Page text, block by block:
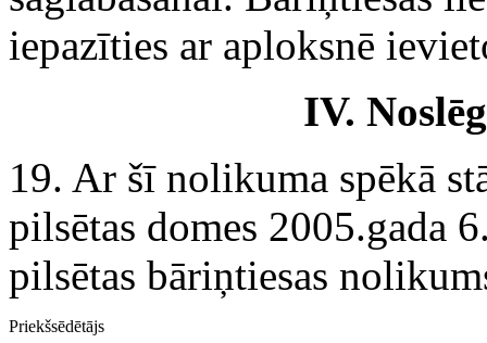
iepazīties ar aploksnē
IV.
19. Ar šī nolikuma spēkā
pilsētas domes 2005.gada
pilsētas bāriņtiesas
Priekšsēdētājs